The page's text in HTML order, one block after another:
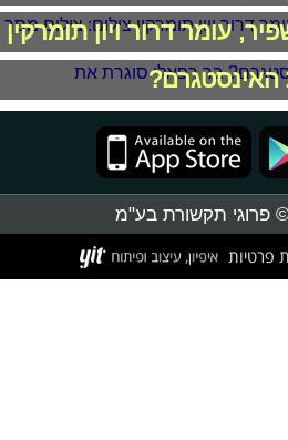
עומר דרור ויון תומרקין
האינסטגרם?
פרטיות